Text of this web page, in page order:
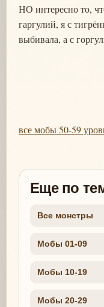
НО интересно то,
гаргулий, я с
выбивала, а с
все мобы 50-59
Еще по
Все монстры
Мобы 01-09
Мобы 10-19
Мобы 20-29